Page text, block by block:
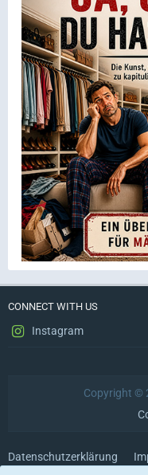
CONNECT WITH US
Instagram
Copyright ©
Datenschutzerklärung